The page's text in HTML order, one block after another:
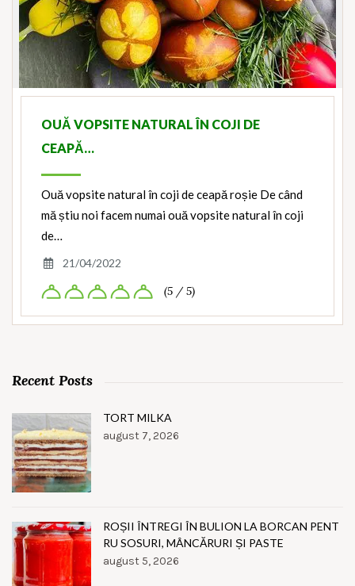
OUĂ VOPSITE NATURAL ÎN COJI DE
CEAPĂ…
Ouă vopsite natural în coji de ceapă roșie De când
mă știu noi facem numai ouă vopsite natural în coji
de…
21/04/2022
(5 / 5)
Recent Posts
TORT MILKA
august 7, 2026
ROȘII ÎNTREGI ÎN BULION LA BORCAN PENT
RU SOSURI, MÂNCĂRURI ȘI PASTE
august 5, 2026